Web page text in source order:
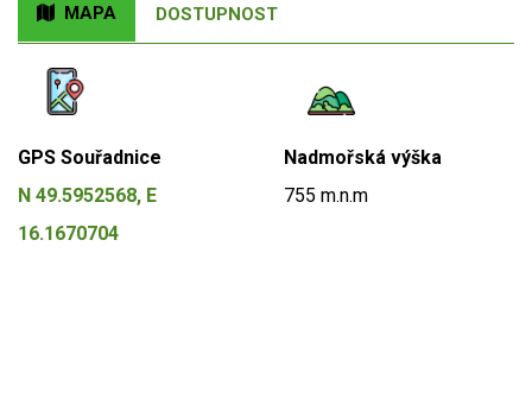
MAPA DOSTUPNOST
GPS Souřadnice
N 49.5952568, E
16.1670704
Nadmořská výška
755 m.n.m